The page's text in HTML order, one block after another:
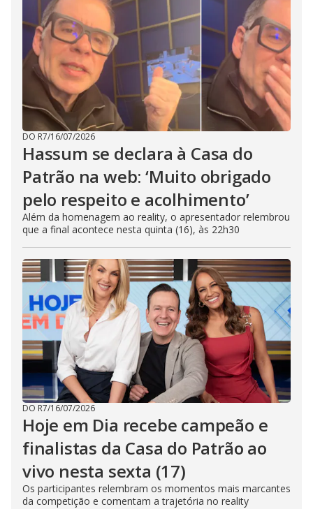
DO R7/16/07/2026
Hassum se declara à Casa do
Patrão na web: ‘Muito obrigado
pelo respeito e acolhimento’
Além da homenagem ao reality, o apresentador relembrou
que a final acontece nesta quinta (16), às 22h30
DO R7/16/07/2026
Hoje em Dia recebe campeão e
finalistas da Casa do Patrão ao
vivo nesta sexta (17)
Os participantes relembram os momentos mais marcantes
da competição e comentam a trajetória no reality